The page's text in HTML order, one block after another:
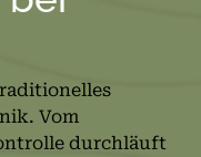
Vom
durchläuft